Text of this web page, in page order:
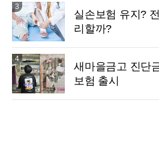
3
실손보험 유지?
리할까?
4
새마을금고 진단
보험 출시